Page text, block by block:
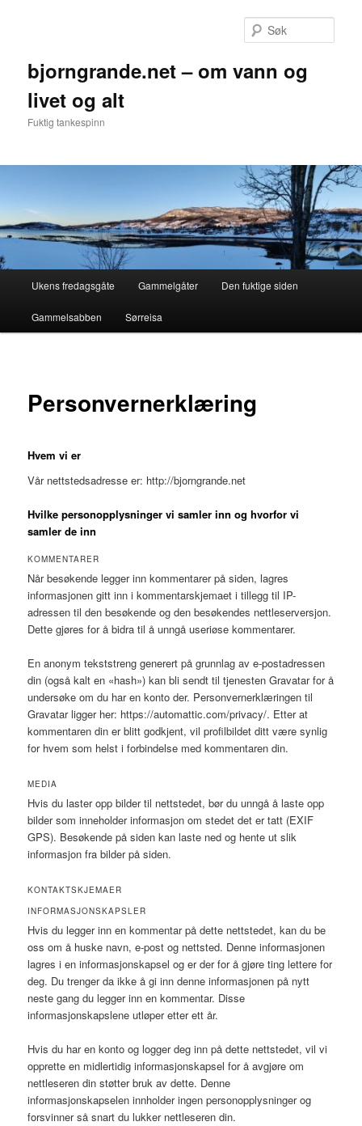
bjorngrande.net – om vann og
livet og alt
Fuktig tankespinn
Ukens fredagsgåte Gammelgåter Den fuktige siden
Gammelsabben Sørreisa
Personvernerklæring
Hvem vi er
Vår nettstedsadresse er: http://bjorngrande.net
Hvilke personopplysninger vi samler inn og hvorfor vi
samler de inn
KOMMENTARER
Når besøkende legger inn kommentarer på siden, lagres
informasjonen gitt inn i kommentarskjemaet i tillegg til IP-
adressen til den besøkende og den besøkendes nettleserversjon.
Dette gjøres for å bidra til å unngå useriøse kommentarer.
En anonym tekststreng generert på grunnlag av e-postadressen
din (også kalt en «hash») kan bli sendt til tjenesten Gravatar for å
undersøke om du har en konto der. Personvernerklæringen til
Gravatar ligger her: https://automattic.com/privacy/. Etter at
kommentaren din er blitt godkjent, vil profilbildet ditt være synlig
for hvem som helst i forbindelse med kommentaren din.
MEDIA
Hvis du laster opp bilder til nettstedet, bør du unngå å laste opp
bilder som inneholder informasjon om stedet det er tatt (EXIF
GPS). Besøkende på siden kan laste ned og hente ut slik
informasjon fra bilder på siden.
KONTAKTSKJEMAER
INFORMASJONSKAPSLER
Hvis du legger inn en kommentar på dette nettstedet, kan du be
oss om å huske navn, e-post og nettsted. Denne informasjonen
lagres i en informasjonskapsel og er der for å gjøre ting lettere for
deg. Du trenger da ikke å gi inn denne informasjonen på nytt
neste gang du legger inn en kommentar. Disse
informasjonskapslene utløper etter ett år.
Hvis du har en konto og logger deg inn på dette nettstedet, vil vi
opprette en midlertidig informasjonskapsel for å avgjøre om
nettleseren din støtter bruk av dette. Denne
informasjonskapselen innholder ingen personopplysninger og
forsvinner så snart du lukker nettleseren din.